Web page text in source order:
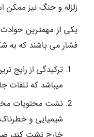
زلزله و جنگ نیز
یکی از مهمترین
فشار می باشند که به
ترکیدگی از رایج
میباشد که تلفات
نشت محتویات
شیمیایی و